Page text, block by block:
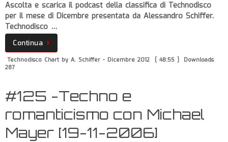
Ascolta e scarica il podcast della classifica di Technodisco
per il mese di Dicembre presentata da Alessandro Schiffer.
Technodisco …
Continua
Technodisco Chart by A. Schiffer - Dicembre 2012 [ 48:55 ]
Downloads
287
#125 -Techno e
romanticismo con Michael
Mayer [19-11-2006]